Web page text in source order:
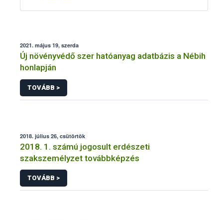
2021. május 19, szerda
Új növényvédő szer hatóanyag adatbázis a Nébih
honlapján
TOVÁBB >
2018. július 26, csütörtök
2018. 1. számú jogosult erdészeti
szakszemélyzet továbbképzés
TOVÁBB >